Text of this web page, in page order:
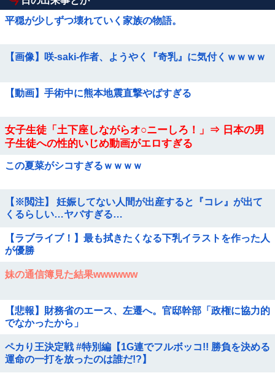
平穏が少しずつ壊れていく家族の物語。
【画像】咲-saki-作者、ようやく『奇乳』に気付くｗｗｗｗ
【動画】手術中に熊本地震直撃やばすぎる
女子生徒「土下座しながらオ○ニーしろ！」⇒ 日本の男
子生徒への性的いじめ動画がエロすぎる
この夏菜がシコすぎるｗｗｗｗ
【※閲注】 妊娠してない人間が出産すると『コレ』が出て
くるらしい…ヤバすぎる…
【ラブライブ！】最も拭きたくなる下乳イラストを作った人
が優勝
妹の通信簿見た結果wwwwww
【悲報】財務省のエース、左遷へ。官邸幹部「政権に協力的
でなかったから」
ペカり王決定戦 #特別編【1G連でフルボッコ!! 勝負を決める
運命の一打を放ったのは誰だ!?】